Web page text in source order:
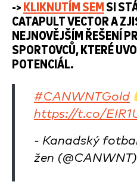
-> KLIKNUTÍM SEM SI
CATAPULT VECTOR A
NEJNOVĚJŠÍM ŘEŠENÍ
SPORTOVCŮ, KTERÉ
POTENCIÁL.
#CANWNTGold
https://t.co/
- Kanadský
žen (@CANWNT)